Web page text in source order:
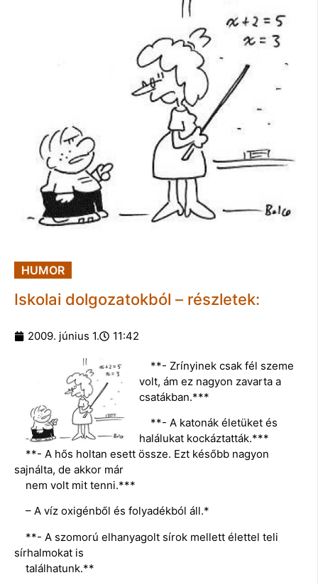
HUMOR
Iskolai dolgozatokból – részletek:
2009. június 1. 11:42
**- Zrínyinek csak fél szeme
volt, ám ez nagyon zavarta a
csatákban.***
**- A katonák életüket és
halálukat kockáztatták.***
**- A hős holtan esett össze. Ezt később nagyon
sajnálta, de akkor már
nem volt mit tenni.***
– A víz oxigénből és folyadékból áll.*
**- A szomorú elhanyagolt sírok mellett élettel teli
sírhalmokat is
találhatunk.**